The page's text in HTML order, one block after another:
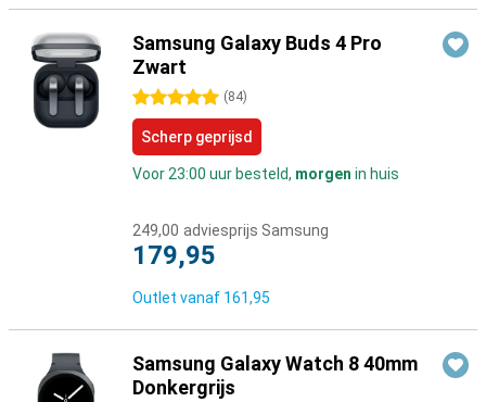
Samsung Galaxy Buds 4 Pro
Zwart
5 sterren (84)
Scherp geprijsd
Voor 23:00 uur besteld, morgen in huis
249,00 adviesprijs Samsung
179,95
Outlet vanaf 161,95
Samsung Galaxy Watch 8 40mm
Donkergrijs